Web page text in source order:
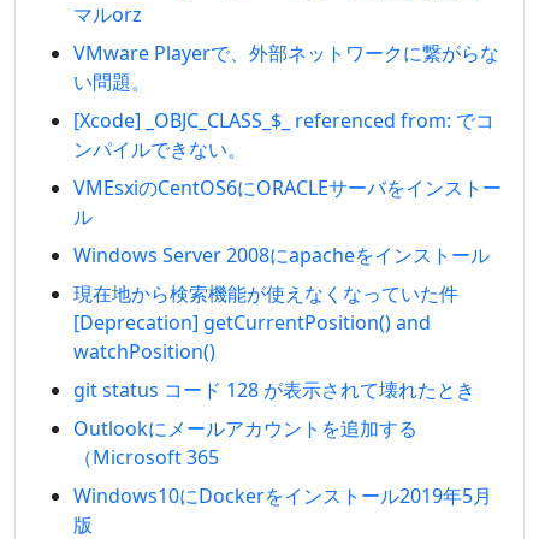
マルorz
VMware Playerで、外部ネットワークに繋がらな
い問題。
[Xcode] _OBJC_CLASS_$_ referenced from: でコ
ンパイルできない。
VMEsxiのCentOS6にORACLEサーバをインストー
ル
Windows Server 2008にapacheをインストール
現在地から検索機能が使えなくなっていた件
[Deprecation] getCurrentPosition() and
watchPosition()
git status コード 128 が表示されて壊れたとき
Outlookにメールアカウントを追加する
（Microsoft 365
Windows10にDockerをインストール2019年5月
版